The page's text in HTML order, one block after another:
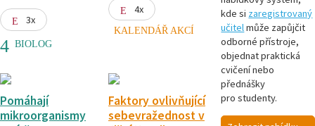
3x
BIOLOG
4x
KALENDÁŘ AKCÍ
Pomáhají
mikroorganismy
Faktory ovlivňující
sebevražednost v
kde si zaregistrovaný
učitelmůže zapůjčit
odborné přístroje,
objednat praktická
cvičení nebo
přednášky
pro studenty.